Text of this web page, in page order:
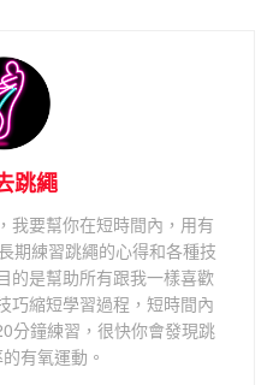
跳繩
我要幫你在短時間內，用有
期練習跳繩的心得和各種技
的是幫助所有跟我一樣喜歡
巧縮短學習過程，短時間內
分鐘練習，很快你會發現跳
有氧運動。